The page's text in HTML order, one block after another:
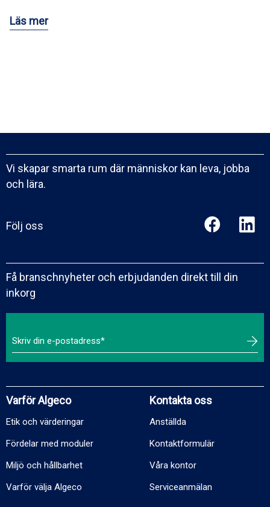
Läs mer
Vi skapar smarta rum där människor kan leva, jobba
och lära.
Följ oss
Få branschnyheter och erbjudanden direkt till din
inkorg
Varför Algeco
Etik och värderingar
Fördelar med moduler
Miljö och hållbarhet
Varför välja Algeco
Kontakta oss
Anställda
Kontaktformulär
Våra kontor
Serviceanmälan